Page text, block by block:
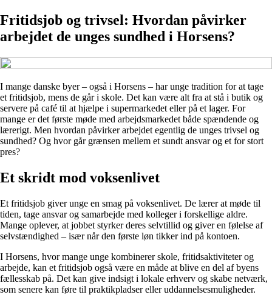
Fritidsjob og trivsel: Hvordan påvirker
arbejdet de unges sundhed i Horsens?
I mange danske byer – også i Horsens – har unge tradition for at tage
et fritidsjob, mens de går i skole. Det kan være alt fra at stå i butik og
servere på café til at hjælpe i supermarkedet eller på et lager. For
mange er det første møde med arbejdsmarkedet både spændende og
lærerigt. Men hvordan påvirker arbejdet egentlig de unges trivsel og
sundhed? Og hvor går grænsen mellem et sundt ansvar og et for stort
pres?
Et skridt mod voksenlivet
Et fritidsjob giver unge en smag på voksenlivet. De lærer at møde til
tiden, tage ansvar og samarbejde med kolleger i forskellige aldre.
Mange oplever, at jobbet styrker deres selvtillid og giver en følelse af
selvstændighed – især når den første løn tikker ind på kontoen.
I Horsens, hvor mange unge kombinerer skole, fritidsaktiviteter og
arbejde, kan et fritidsjob også være en måde at blive en del af byens
fællesskab på. Det kan give indsigt i lokale erhverv og skabe netværk,
som senere kan føre til praktikpladser eller uddannelsesmuligheder.